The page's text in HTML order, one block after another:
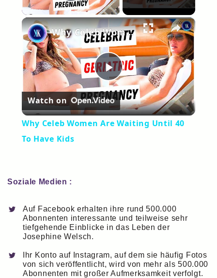
×
Play
Video
Why Celeb Women Are Waiting Until 40 To Have Kids
Watch on
Why Celeb Women Are Waiting Until 40
To Have Kids
Soziale Medien :
Auf Facebook erhalten ihre rund 500.000
Abonnenten interessante und teilweise sehr
tiefgehende Einblicke in das Leben der
Josephine Welsch.
Ihr Konto auf Instagram, auf dem sie häufig Fotos
von sich veröffentlicht, wird von mehr als 500.000
Abonnenten mit großer Aufmerksamkeit verfolgt.